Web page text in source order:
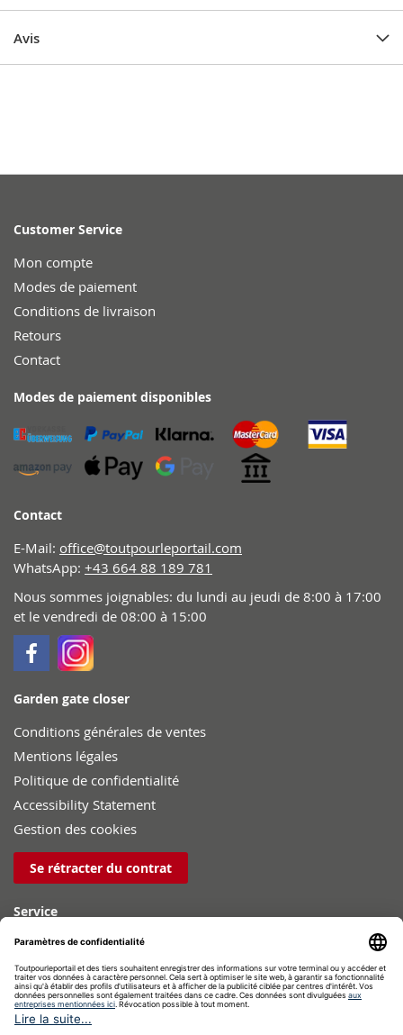
Avis
Customer Service
Mon compte
Modes de paiement
Conditions de livraison
Retours
Contact
Modes de paiement disponibles
Contact
E-Mail: office@toutpourleportail.com
WhatsApp: +43 664 88 189 781
Nous sommes joignables: du lundi au jeudi de 8:00 à 17:00
et le vendredi de 08:00 à 15:00
Garden gate closer
Conditions générales de ventes
Mentions légales
Politique de confidentialité
Accessibility Statement
Gestion des cookies
Se rétracter du contrat
Service
Aide au montage
Blog
Téléchargements
Sécurité